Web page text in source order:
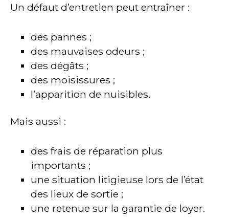
Un défaut d’entretien peut entraîner :
des pannes ;
des mauvaises odeurs ;
des dégâts ;
des moisissures ;
l’apparition de nuisibles.
Mais aussi :
des frais de réparation plus
importants ;
une situation litigieuse lors de l’état
des lieux de sortie ;
une retenue sur la garantie de loyer.